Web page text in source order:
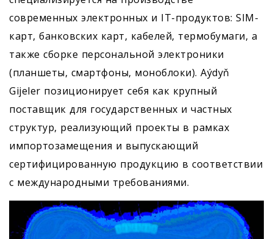
современных электронных и IT-продуктов: SIM-
карт, банковских карт, кабелей, термобумаги, а
также сборке персональной электроники
(планшеты, смартфоны, моноблоки). Aýdyň
Gijeler позиционирует себя как крупный
поставщик для государственных и частных
структур, реализующий проекты в рамках
импортозамещения и выпускающий
сертифицированную продукцию в соответствии
с международными требованиями.